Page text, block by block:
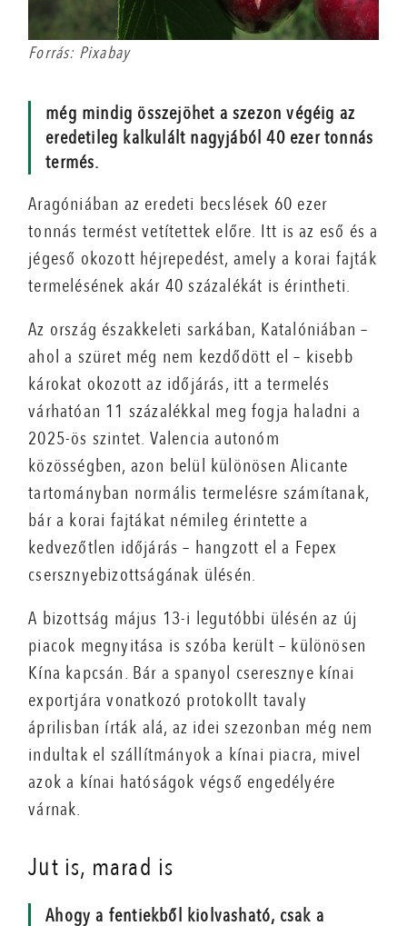
Forrás: Pixabay
még mindig összejöhet a szezon végéig az
eredetileg kalkulált nagyjából 40 ezer tonnás
termés.
Aragóniában az eredeti becslések 60 ezer
tonnás termést vetítettek előre. Itt is az eső és a
jégeső okozott héjrepedést, amely a korai fajták
termelésének akár 40 százalékát is érintheti.
Az ország északkeleti sarkában, Katalóniában –
ahol a szüret még nem kezdődött el – kisebb
károkat okozott az időjárás, itt a termelés
várhatóan 11 százalékkal meg fogja haladni a
2025-ös szintet. Valencia autonóm
közösségben, azon belül különösen Alicante
tartományban normális termelésre számítanak,
bár a korai fajtákat némileg érintette a
kedvezőtlen időjárás – hangzott el a Fepex
csersznyebizottságának ülésén.
A bizottság május 13-i legutóbbi ülésén az új
piacok megnyitása is szóba került – különösen
Kína kapcsán. Bár a spanyol cseresznye kínai
exportjára vonatkozó protokollt tavaly
áprilisban írták alá, az idei szezonban még nem
indultak el szállítmányok a kínai piacra, mivel
azok a kínai hatóságok végső engedélyére
várnak.
Jut is, marad is
Ahogy a fentiekből kiolvasható, csak a